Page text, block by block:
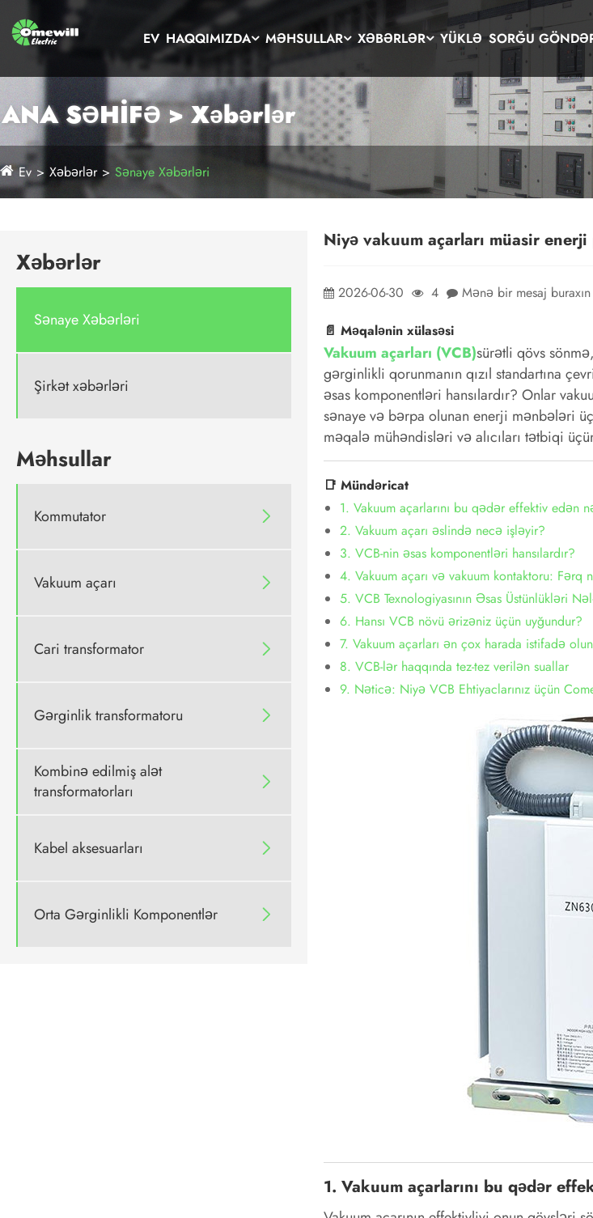
EV HAQQIMIZDA MƏHSULLAR XƏBƏRLƏR YÜKLƏ SORĞU
ANA SƏHİFƏ > Xəbərlər
Ev Xəbərlər Sənaye Xəbərləri
Xəbərlər
Sənaye Xəbərləri
Şirkət xəbərləri
Məhsullar
Kommutator 
Vakuum açarı 
Cari transformator 
Gərginlik transformatoru 
Kombinə edilmiş alət
transformatorları

Kabel aksesuarları 
Orta Gərginlikli Komponentlər 
Niyə vakuum açarları müasir enerji
2026-06-30 4 Mənə bir mesaj buraxın
📄 Məqalənin xülasəsi
Vakuum açarları (VCB)sürətli qövs
gərginlikli qorunmanın qızıl standartına
əsas komponentləri hansılardır? Onlar
sənaye və bərpa olunan enerji mənbələri
məqalə mühəndisləri və alıcıları tətbiqi
📑 Mündəricat
1. Vakuum açarlarını bu qədər effektiv edən
2. Vakuum açarı əslində necə işləyir?
3. VCB-nin əsas komponentləri hansılardır?
4. Vakuum açarı və vakuum kontaktoru: Fərq
5. VCB Texnologiyasının Əsas Üstünlükləri
6. Hansı VCB növü ərizəniz üçün uyğundur?
7. Vakuum açarları ən çox harada istifadə
8. VCB-lər haqqında tez-tez verilən suallar
9. Nəticə: Niyə VCB Ehtiyaclarınız üçün
1. Vakuum açarlarını bu qədər